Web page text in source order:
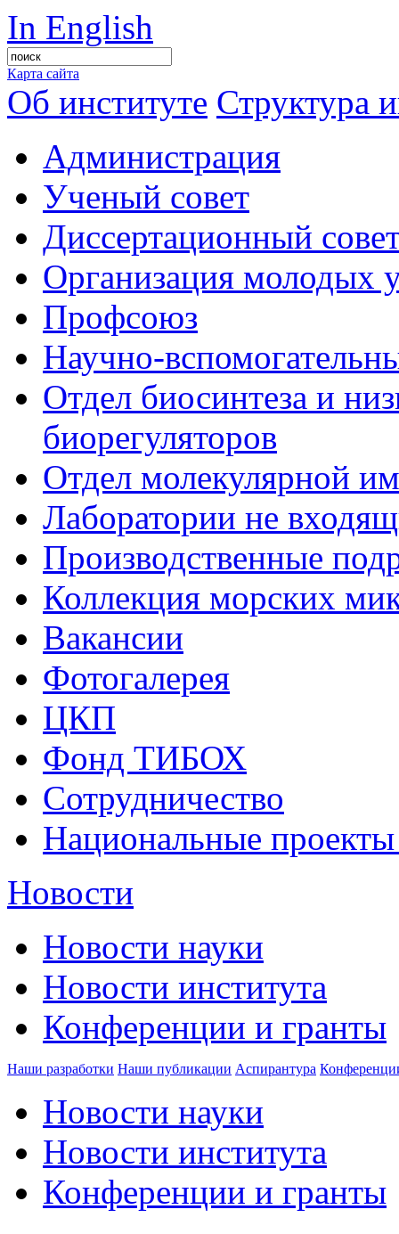
In English
Карта сайта
Об институте Структура
Администрация
Ученый совет
Диссертационный
Организация молодых
Профсоюз
Научно-
Отдел биосинтеза и
биорегуляторов
Отдел молекулярной
Лаборатории не
Производственные
Коллекция морских
Вакансии
Фотогалерея
ЦКП
Фонд ТИБОХ
Сотрудничество
Национальные
Новости
Новости науки
Новости института
Конференции и гранты
Наши разработки Наши публикации Аспирантура
Новости науки
Новости института
Конференции и гранты